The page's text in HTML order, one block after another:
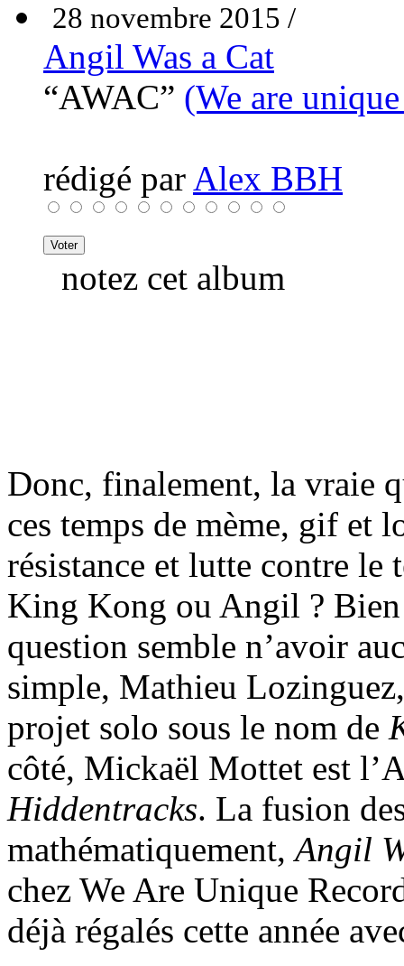
28 novembre 2015 /
Angil Was a Cat
“AWAC” (We are
rédigé par Alex BBH
notez cet album
Donc, finalement, la vraie
ces temps de mème, gif et
résistance et lutte contre le
King Kong ou Angil ? Bien
question semble n’avoir
simple, Mathieu
projet solo sous le nom de
côté, Mickaël Mottet est
Hiddentracks. La fusion
mathématiquement, Angil
chez We Are Unique
déjà régalés cette année